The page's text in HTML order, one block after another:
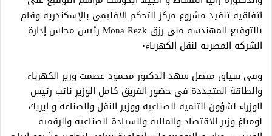
اتفاقية تنفيذ مشروع مركز التحكم الاقليمى بالإسكندرية وقام
بالتوقيع المهندسة منى رزق Mona Rezk رئيس مجلس إدارة
الشركة المصرية لنقل الكهرباء٠
وفى سياق متصل شهد الدكتور محمود عصمت وزير الكهرباء
والطاقة المتجددة فى حضور الفريق كامل الوزير نائب رئيس
الوزراء لشؤون التنمية الصناعية ووزير النقل والصناعة و ايريك
لومباغ وزير الاقتصاد والمالية والسيادة الصناعية والرقمية